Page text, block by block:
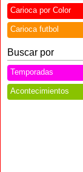
Carioca por Color
Carioca futbol
Buscar por
Temporadas
Acontecimientos